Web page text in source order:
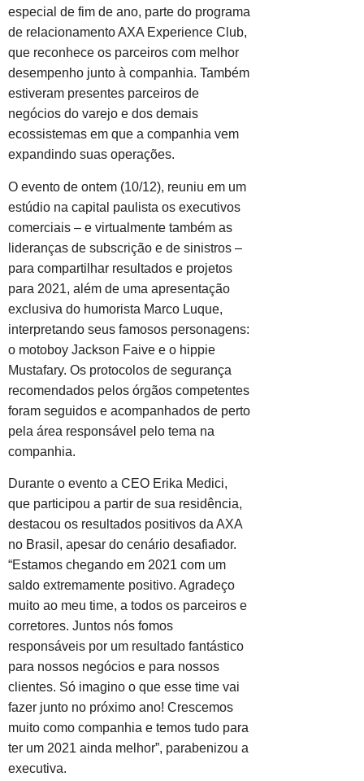
especial de fim de ano, parte do programa
de relacionamento AXA Experience Club,
que reconhece os parceiros com melhor
desempenho junto à companhia. Também
estiveram presentes parceiros de
negócios do varejo e dos demais
ecossistemas em que a companhia vem
expandindo suas operações.
O evento de ontem (10/12), reuniu em um
estúdio na capital paulista os executivos
comerciais – e virtualmente também as
lideranças de subscrição e de sinistros –
para compartilhar resultados e projetos
para 2021, além de uma apresentação
exclusiva do humorista Marco Luque,
interpretando seus famosos personagens:
o motoboy Jackson Faive e o hippie
Mustafary. Os protocolos de segurança
recomendados pelos órgãos competentes
foram seguidos e acompanhados de perto
pela área responsável pelo tema na
companhia.
Durante o evento a CEO Erika Medici,
que participou a partir de sua residência,
destacou os resultados positivos da AXA
no Brasil, apesar do cenário desafiador.
“Estamos chegando em 2021 com um
saldo extremamente positivo. Agradeço
muito ao meu time, a todos os parceiros e
corretores. Juntos nós fomos
responsáveis por um resultado fantástico
para nossos negócios e para nossos
clientes. Só imagino o que esse time vai
fazer junto no próximo ano! Crescemos
muito como companhia e temos tudo para
ter um 2021 ainda melhor”, parabenizou a
executiva.